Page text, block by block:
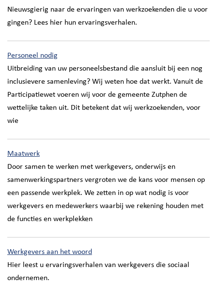
Nieuwsgierig naar de ervaringen van werkzoekenden die u voor
gingen? Lees hier hun ervaringsverhalen.
Personeel nodig
Uitbreiding van uw personeelsbestand die aansluit bij een nog
inclusievere samenleving? Wij weten hoe dat werkt. Vanuit de
Participatiewet voeren wij voor de gemeente Zutphen de
wettelijke taken uit. Dit betekent dat wij werkzoekenden, voor
wie
Maatwerk
Door samen te werken met werkgevers, onderwijs en
samenwerkingspartners vergroten we de kans voor mensen op
een passende werkplek. We zetten in op wat nodig is voor
werkgevers en medewerkers waarbij we rekening houden met
de functies en werkplekken
Werkgevers aan het woord
Hier leest u ervaringsverhalen van werkgevers die sociaal
ondernemen.